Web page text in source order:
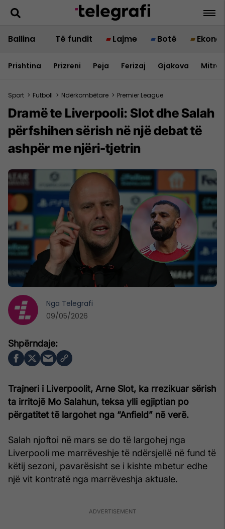
Ballina Të fundit Lajme Botë
Prishtina Prizreni Peja Ferizaj Gjakova
Sport > Futboll > Ndërkombëtare > Premier League
Dramë te Liverpooli: Slot dhe Salah
përfshihen sërish në një debat të
ashpër me njëri-tjetrin
Trajneri i Liverpoolit, Arne Slot, ka rrezikuar sërish
ta irritojë Mo Salahun, teksa ylli egjiptian po
përgatitet të largohet nga “Anfield” në verë.
Salah njoftoi në mars se do të largohej nga
Liverpooli me marrëveshje të ndërsjellë në fund të
këtij sezoni, pavarësisht se i kishte mbetur edhe
një vit kontratë nga marrëveshja aktuale.
Nga Telegrafi
09/05/2026